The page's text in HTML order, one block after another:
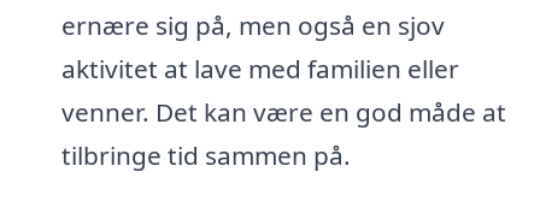
ernære sig på, men også en sjov
aktivitet at lave med familien eller
venner. Det kan være en god måde at
tilbringe tid sammen på.